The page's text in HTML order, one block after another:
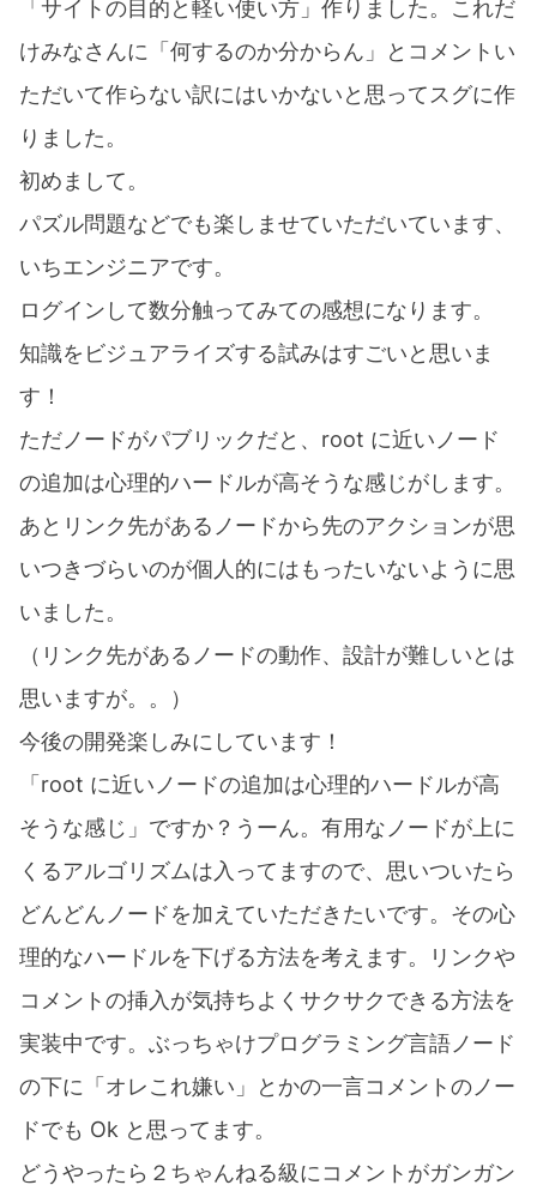
「サイトの目的と軽い使い方」作りました。これだ
けみなさんに「何するのか分からん」とコメントい
ただいて作らない訳にはいかないと思ってスグに作
りました。
初めまして。
パズル問題などでも楽しませていただいています、
いちエンジニアです。
ログインして数分触ってみての感想になります。
知識をビジュアライズする試みはすごいと思いま
す！
ただノードがパブリックだと、root に近いノード
の追加は心理的ハードルが高そうな感じがします。
あとリンク先があるノードから先のアクションが思
いつきづらいのが個人的にはもったいないように思
いました。
（リンク先があるノードの動作、設計が難しいとは
思いますが。。）
今後の開発楽しみにしています！
「root に近いノードの追加は心理的ハードルが高
そうな感じ」ですか？うーん。有用なノードが上に
くるアルゴリズムは入ってますので、思いついたら
どんどんノードを加えていただきたいです。その心
理的なハードルを下げる方法を考えます。リンクや
コメントの挿入が気持ちよくサクサクできる方法を
実装中です。ぶっちゃけプログラミング言語ノード
の下に「オレこれ嫌い」とかの一言コメントのノー
ドでも Ok と思ってます。
どうやったら２ちゃんねる級にコメントがガンガン